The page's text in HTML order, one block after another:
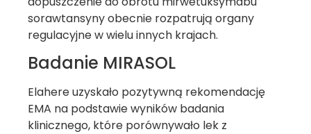
sorawtansyny obecnie rozpatrują organy
regulacyjne w wielu innych krajach.
Badanie MIRASOL
Elahere uzyskało pozytywną rekomendację
EMA na podstawie wyników badania
klinicznego, które porównywało lek z